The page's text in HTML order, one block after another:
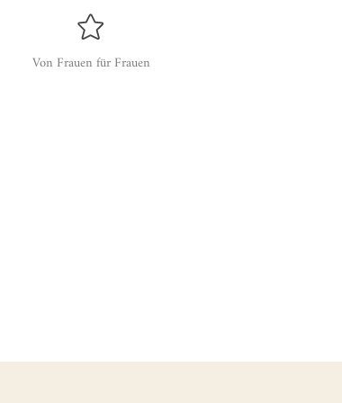
Von Frauen für Frauen